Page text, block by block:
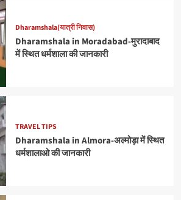
Dharamshala(यात्री निवास)
Dharamshala in Moradabad-मुरादाबाद
में स्थित धर्मशाला की जानकारी
TRAVEL TIPS
Dharamshala in Almora-अल्मोड़ा में स्थित
धर्मशालाओ की जानकारी